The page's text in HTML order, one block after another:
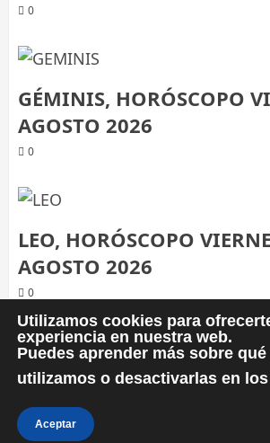
0
GÉMINIS, HORÓSCOPO
AGOSTO 2026
0
LEO, HORÓSCOPO
AGOSTO 2026
0
Política de privacidad
Política
Más información sobre las
Utilizamos cookies para
experiencia en nuestra web.
Puedes aprender más sobre
utilizamos o desactivarlas en los
Aceptar